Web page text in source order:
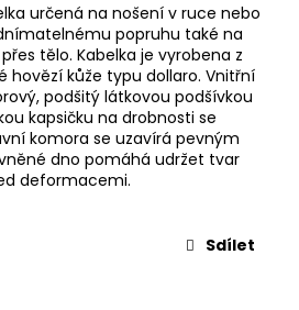
určená na nošení v ruce nebo
popruhu také na
tělo. Kabelka je vyrobena z
hovězí kůže typu dollaro. Vnitřní
podšitý látkovou podšívkou
kapsičku na drobnosti se
komora se uzavírá pevným
dno pomáhá udržet tvar
deformacemi.
Sdílet